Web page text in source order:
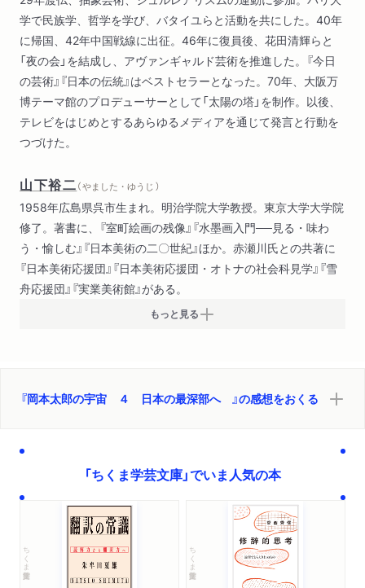
学で民族学、哲学を学び、バタイユらと活動を共にした。40年
に帰国、42年中国戦線に出征。46年に復員後、花田清輝らと
「夜の会」を結成し、アヴァンギャルド芸術を推進した。『今日
の芸術』『日本の伝統』はベストセラーとなった。70年、大阪万
博テーマ館のプロデューサーとして「太陽の塔」を制作。以後、
テレビをはじめとするあらゆるメディアを通じて発言と行動を
つづけた。
山下裕二（ やました・ゆうじ ）
1958年広島県呉市生まれ。明治学院大学教授。東京大学大学院
修了。著書に、『室町絵画の残像』『水墨画入門──見る・味わ
う・愉しむ』『日本美術の二〇世紀』ほか。赤瀬川氏との共著に
『日本美術応援団』『日本美術応援団・オトナの社会科見学』『雪
舟応援団』『実業美術館』がある。
もっと見る
『岡本太郎の宇宙 ４ 日本の最深部へ 』の感想をおくる
「ちくま学芸文庫」でいま人気の本
ちくま学芸文庫 ちくま学芸文庫